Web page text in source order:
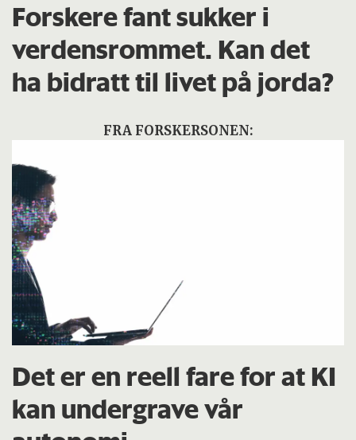
Forskere fant sukker i
verdensrommet. Kan det
ha bidratt til livet på jorda?
FRA FORSKERSONEN:
Det er en reell fare for at KI
kan undergrave vår